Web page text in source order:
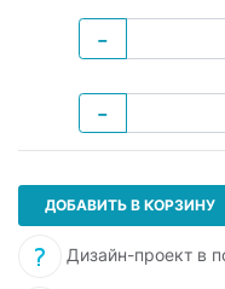
−
−
ДОБАВИТЬ В КОРЗИНУ
Дизайн-проект в